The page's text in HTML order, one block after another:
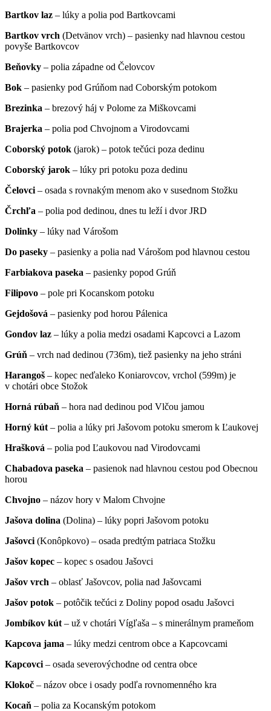
Bartkov laz – lúky a polia pod Bartkovcami
Bartkov vrch (Detvänov vrch) – pasienky nad hlavnou cestou
povyše Bartkovcov
Beňovky – polia západne od Čelovcov
Bok – pasienky pod Grúňom nad Coborským potokom
Brezinka – brezový háj v Polome za Miškovcami
Brajerka – polia pod Chvojnom a Virodovcami
Coborský potok (jarok) – potok tečúci poza dedinu
Coborský jarok – lúky pri potoku poza dedinu
Čelovci – osada s rovnakým menom ako v susednom Stožku
Črchľa – polia pod dedinou, dnes tu leží i dvor JRD
Dolinky – lúky nad Várošom
Do paseky – pasienky a polia nad Várošom pod hlavnou cestou
Farbiakova paseka – pasienky popod Grúň
Filipovo – pole pri Kocanskom potoku
Gejdošová – pasienky pod horou Pálenica
Gondov laz – lúky a polia medzi osadami Kapcovci a Lazom
Grúň – vrch nad dedinou (736m), tiež pasienky na jeho stráni
Harangoš – kopec neďaleko Koniarovcov, vrchol (599m) je
v chotári obce Stožok
Horná rúbaň – hora nad dedinou pod Vlčou jamou
Horný kút – polia a lúky pri Jašovom potoku smerom k Ľaukovej
Hrašková – polia pod Ľaukovou nad Virodovcami
Chabadova paseka – pasienok nad hlavnou cestou pod Obecnou
horou
Chvojno – názov hory v Malom Chvojne
Jašova dolina (Dolina) – lúky popri Jašovom potoku
Jašovci (Konôpkovo) – osada predtým patriaca Stožku
Jašov kopec – kopec s osadou Jašovci
Jašov vrch – oblasť Jašovcov, polia nad Jašovcami
Jašov potok – potôčik tečúci z Doliny popod osadu Jašovci
Jombíkov kút – už v chotári Vígľaša – s minerálnym prameňom
Kapcova jama – lúky medzi centrom obce a Kapcovcami
Kapcovci – osada severovýchodne od centra obce
Klokoč – názov obce i osady podľa rovnomenného kra
Kocaň – polia za Kocanským potokom